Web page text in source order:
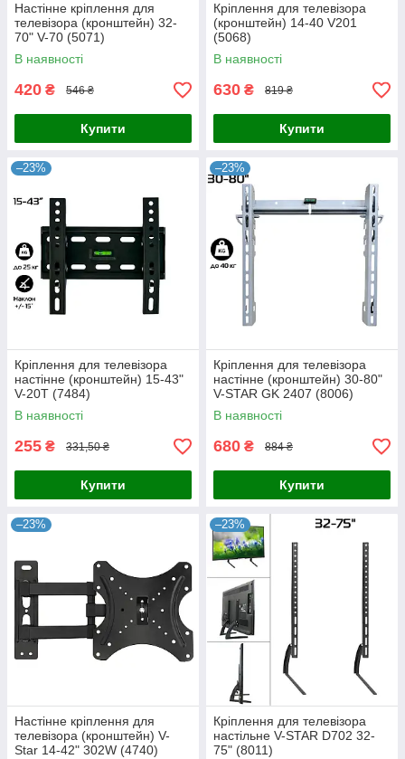
Настінне кріплення для
телевізора (кронштейн) 32-
70" V-70 (5071)
В наявності
420 ₴ 546 ₴
Купити
Кріплення для телевізора
(кронштейн) 14-40 V201
(5068)
В наявності
630 ₴ 819 ₴
Купити
–23%
Кріплення для телевізора
настінне (кронштейн) 15-43"
V-20T (7484)
В наявності
255 ₴ 331,50 ₴
Купити
–23%
Кріплення для телевізора
настінне (кронштейн) 30-80"
V-STAR GK 2407 (8006)
В наявності
680 ₴ 884 ₴
Купити
–23%
Настінне кріплення для
телевізора (кронштейн) V-
Star 14-42" 302W (4740)
–23%
Кріплення для телевізора
настільне V-STAR D702 32-
75" (8011)